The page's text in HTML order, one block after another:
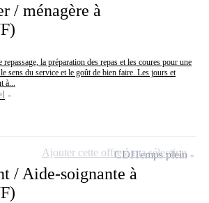
/ ménagère à
repassage, la préparation des repas et les coures pour une
sens du service et le goût de bien faire. Les jours et
à...
/ Aide-soignante à
CDITemps plein
Ajouter cette offre à ma sélection